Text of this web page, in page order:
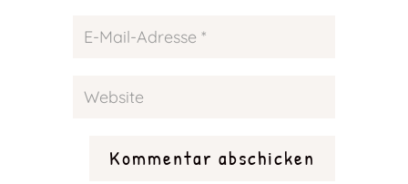
Kommentar abschicken